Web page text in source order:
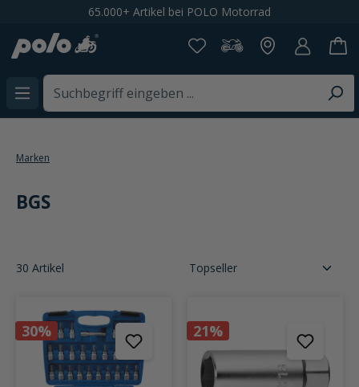
65.000+ Artikel bei POLO Motorrad
Marken
BGS
30 Artikel
30% 21%